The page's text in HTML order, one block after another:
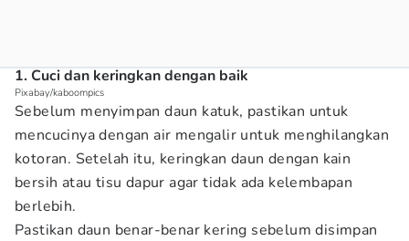
1. Cuci dan keringkan dengan baik
Pixabay/kaboompics
Sebelum menyimpan daun katuk, pastikan untuk
mencucinya dengan air mengalir untuk menghilangkan
kotoran. Setelah itu, keringkan daun dengan kain
bersih atau tisu dapur agar tidak ada kelembapan
berlebih.
Pastikan daun benar-benar kering sebelum disimpan